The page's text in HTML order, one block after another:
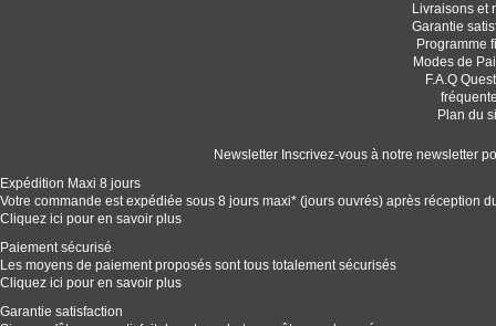
Livraisons et
Garantie
Programme
Modes de
F.A.Q
Plan du
Newsletter Inscrivez-vous à notre newsletter
Expédition Maxi 8 jours
Votre commande est expédiée sous 8 jours maxi* (jours ouvrés) après réception
Cliquez ici pour en savoir plus
Paiement sécurisé
Les moyens de paiement proposés sont tous totalement sécurisés
Cliquez ici pour en savoir plus
Garantie satisfaction